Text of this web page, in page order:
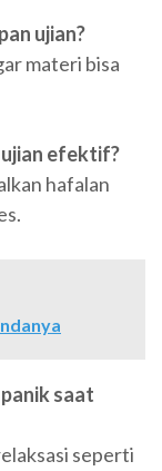
ujian?
materi bisa
ujian efektif?
hafalan
saat
seperti